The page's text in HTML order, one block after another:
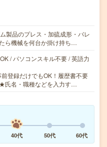
製品のプレス・加硫成形・バレ
ら機械を何台か掛け持ち…
/ パソコンスキル不要 / 英語力
登録だけでもOK！履歴書不要
氏名・職種などを入力す…
40代 50代 60代